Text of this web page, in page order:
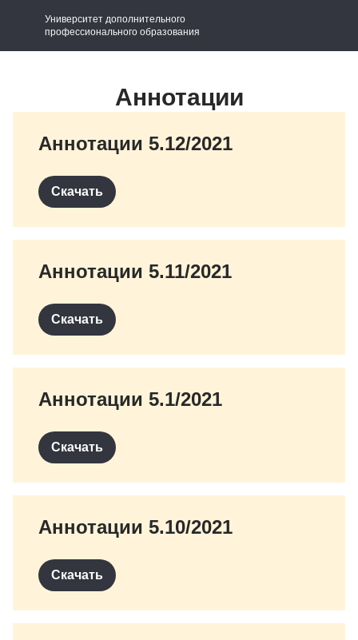
Университет дополнительного
профессионального образования
Аннотации
Аннотации 5.12/2021
Скачать
Аннотации 5.11/2021
Скачать
Аннотации 5.1/2021
Скачать
Аннотации 5.10/2021
Скачать